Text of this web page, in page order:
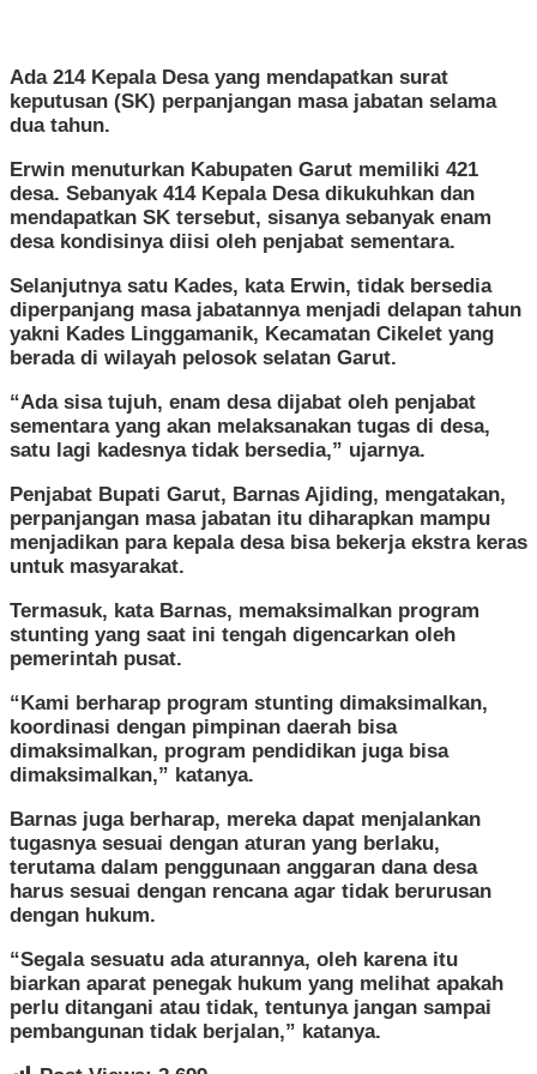
Ada 214 Kepala Desa yang mendapatkan surat
keputusan (SK) perpanjangan masa jabatan selama
dua tahun.
Erwin menuturkan Kabupaten Garut memiliki 421
desa. Sebanyak 414 Kepala Desa dikukuhkan dan
mendapatkan SK tersebut, sisanya sebanyak enam
desa kondisinya diisi oleh penjabat sementara.
Selanjutnya satu Kades, kata Erwin, tidak bersedia
diperpanjang masa jabatannya menjadi delapan tahun
yakni Kades Linggamanik, Kecamatan Cikelet yang
berada di wilayah pelosok selatan Garut.
“Ada sisa tujuh, enam desa dijabat oleh penjabat
sementara yang akan melaksanakan tugas di desa,
satu lagi kadesnya tidak bersedia,” ujarnya.
Penjabat Bupati Garut, Barnas Ajiding, mengatakan,
perpanjangan masa jabatan itu diharapkan mampu
menjadikan para kepala desa bisa bekerja ekstra keras
untuk masyarakat.
Termasuk, kata Barnas, memaksimalkan program
stunting yang saat ini tengah digencarkan oleh
pemerintah pusat.
“Kami berharap program stunting dimaksimalkan,
koordinasi dengan pimpinan daerah bisa
dimaksimalkan, program pendidikan juga bisa
dimaksimalkan,” katanya.
Barnas juga berharap, mereka dapat menjalankan
tugasnya sesuai dengan aturan yang berlaku,
terutama dalam penggunaan anggaran dana desa
harus sesuai dengan rencana agar tidak berurusan
dengan hukum.
“Segala sesuatu ada aturannya, oleh karena itu
biarkan aparat penegak hukum yang melihat apakah
perlu ditangani atau tidak, tentunya jangan sampai
pembangunan tidak berjalan,” katanya.